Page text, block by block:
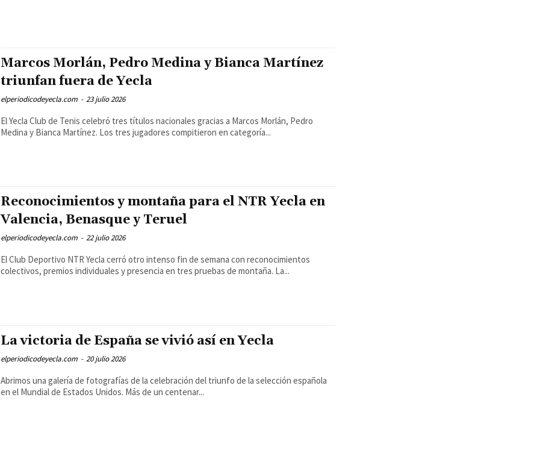
Marcos Morlán, Pedro Medina y Bianca Martínez
triunfan fuera de Yecla
elperiodicodeyecla.com - 23 julio 2026
El Yecla Club de Tenis celebró tres títulos nacionales gracias a Marcos Morlán, Pedro
Medina y Bianca Martínez. Los tres jugadores compitieron en categoría...
Reconocimientos y montaña para el NTR Yecla en
Valencia, Benasque y Teruel
elperiodicodeyecla.com - 22 julio 2026
El Club Deportivo NTR Yecla cerró otro intenso fin de semana con reconocimientos
colectivos, premios individuales y presencia en tres pruebas de montaña. La...
La victoria de España se vivió así en Yecla
elperiodicodeyecla.com - 20 julio 2026
Abrimos una galería de fotografías de la celebración del triunfo de la selección española
en el Mundial de Estados Unidos. Más de un centenar...